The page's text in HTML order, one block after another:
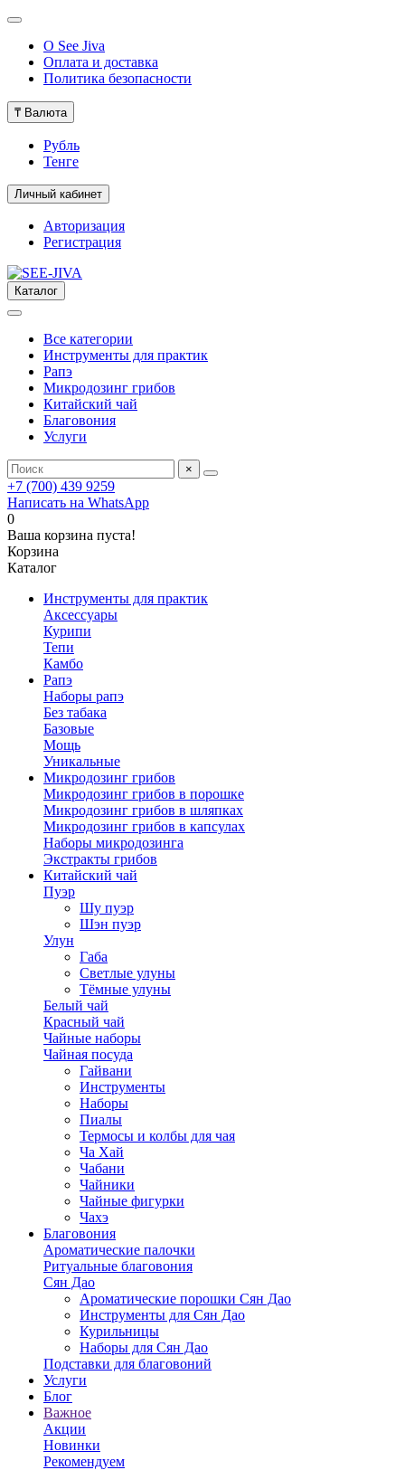
О See Jiva
Оплата и доставка
Политика безопасности
₸ Валюта
Рубль
Тенге
Личный кабинет
Авторизация
Регистрация
Каталог
Все категории
Инструменты для практик
Рапэ
Микродозинг грибов
Китайский чай
Благовония
Услуги
×
+7 (700) 439 9259
Написать на WhatsApp
0
Ваша корзина пуста!
Корзина
Каталог
Инструменты для практик
Аксессуары
Курипи
Тепи
Камбо
Рапэ
Наборы рапэ
Без табака
Базовые
Мощь
Уникальные
Микродозинг грибов
Микродозинг грибов в порошке
Микродозинг грибов в шляпках
Микродозинг грибов в капсулах
Наборы микродозинга
Экстракты грибов
Китайский чай
Пуэр
Шу пуэр
Шэн пуэр
Улун
Габа
Светлые улуны
Тёмные улуны
Белый чай
Красный чай
Чайные наборы
Чайная посуда
Гайвани
Инструменты
Наборы
Пиалы
Термосы и колбы для чая
Ча Хай
Чабани
Чайники
Чайные фигурки
Чахэ
Благовония
Ароматические палочки
Ритуальные благовония
Сян Дао
Ароматические порошки Сян Дао
Инструменты для Сян Дао
Курильницы
Наборы для Сян Дао
Подставки для благовоний
Услуги
Блог
Важное
Акции
Новинки
Рекомендуем